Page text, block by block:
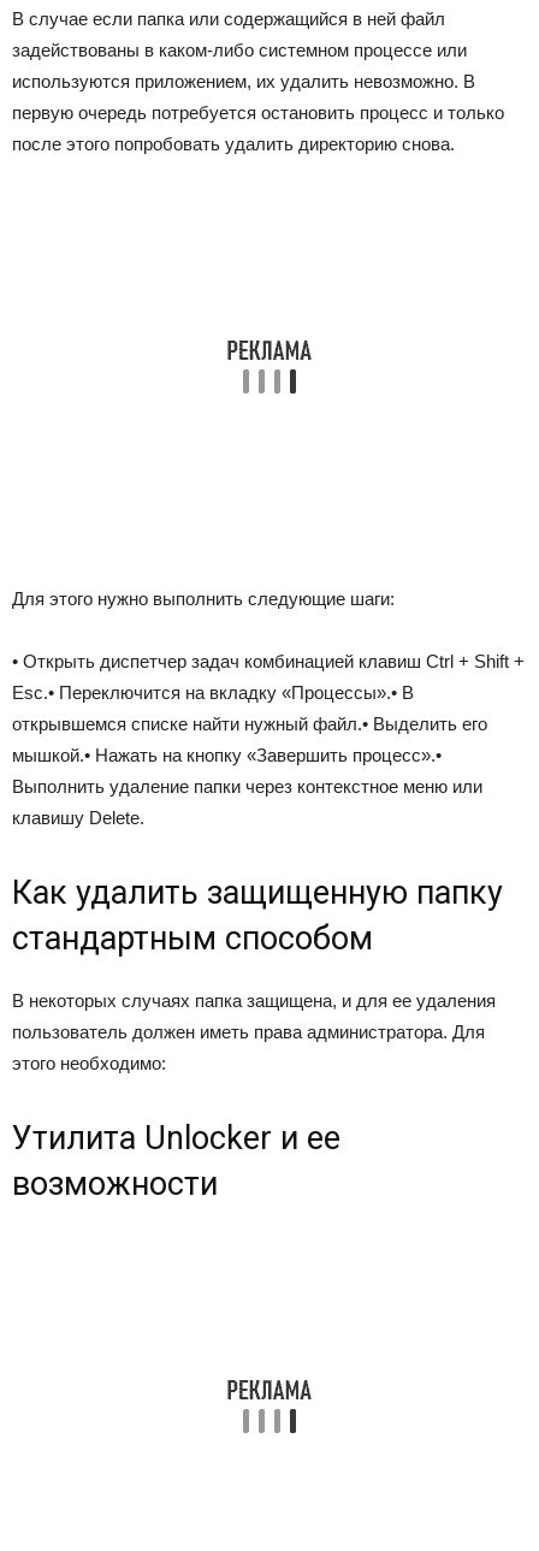
В случае если папка или содержащийся в ней файл
задействованы в каком-либо системном процессе или
используются приложением, их удалить невозможно. В
первую очередь потребуется остановить процесс и только
после этого попробовать удалить директорию снова.
Для этого нужно выполнить следующие шаги:
• Открыть диспетчер задач комбинацией клавиш Ctrl + Shift +
Esc.• Переключится на вкладку «Процессы».• В
открывшемся списке найти нужный файл.• Выделить его
мышкой.• Нажать на кнопку «Завершить процесс».•
Выполнить удаление папки через контекстное меню или
клавишу Delete.
Как удалить защищенную папку
стандартным способом
В некоторых случаях папка защищена, и для ее удаления
пользователь должен иметь права администратора. Для
этого необходимо:
Утилита Unlocker и ее
возможности